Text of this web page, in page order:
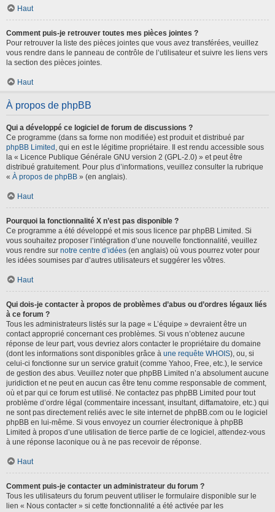
Haut
Comment puis-je retrouver toutes mes pièces jointes ?
Pour retrouver la liste des pièces jointes que vous avez transférées, veuillez
vous rendre dans le panneau de contrôle de l’utilisateur et suivre les liens vers
la section des pièces jointes.
Haut
À propos de phpBB
Qui a développé ce logiciel de forum de discussions ?
Ce programme (dans sa forme non modifiée) est produit et distribué par
phpBB Limited , qui en est le légitime propriétaire. Il est rendu accessible sous
la « Licence Publique Générale GNU version 2 (GPL-2.0) » et peut être
distribué gratuitement. Pour plus d’informations, veuillez consulter la rubrique
« À propos de phpBB » (en anglais).
Haut
Pourquoi la fonctionnalité X n’est pas disponible ?
Ce programme a été développé et mis sous licence par phpBB Limited. Si
vous souhaitez proposer l’intégration d’une nouvelle fonctionnalité, veuillez
vous rendre sur notre centre d’idées (en anglais) où vous pourrez voter pour
les idées soumises par d’autres utilisateurs et suggérer les vôtres.
Haut
Qui dois-je contacter à propos de problèmes d’abus ou d’ordres légaux liés
à ce forum ?
Tous les administrateurs listés sur la page « L’équipe » devraient être un
contact approprié concernant ces problèmes. Si vous n’obtenez aucune
réponse de leur part, vous devriez alors contacter le propriétaire du domaine
(dont les informations sont disponibles grâce à une requête WHOIS), ou, si
celui-ci fonctionne sur un service gratuit (comme Yahoo, Free, etc.), le service
de gestion des abus. Veuillez noter que phpBB Limited n’a absolument aucune
juridiction et ne peut en aucun cas être tenu comme responsable de comment,
où et par qui ce forum est utilisé. Ne contactez pas phpBB Limited pour tout
problème d’ordre légal (commentaire incessant, insultant, diffamatoire, etc.) qui
ne sont pas directement reliés avec le site internet de phpBB.com ou le logiciel
phpBB en lui-même. Si vous envoyez un courrier électronique à phpBB
Limited à propos d’une utilisation de tierce partie de ce logiciel, attendez-vous
à une réponse laconique ou à ne pas recevoir de réponse.
Haut
Comment puis-je contacter un administrateur du forum ?
Tous les utilisateurs du forum peuvent utiliser le formulaire disponible sur le
lien « Nous contacter » si cette fonctionnalité a été activée par les